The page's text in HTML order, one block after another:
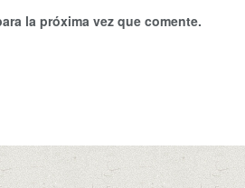
la próxima vez que comente.